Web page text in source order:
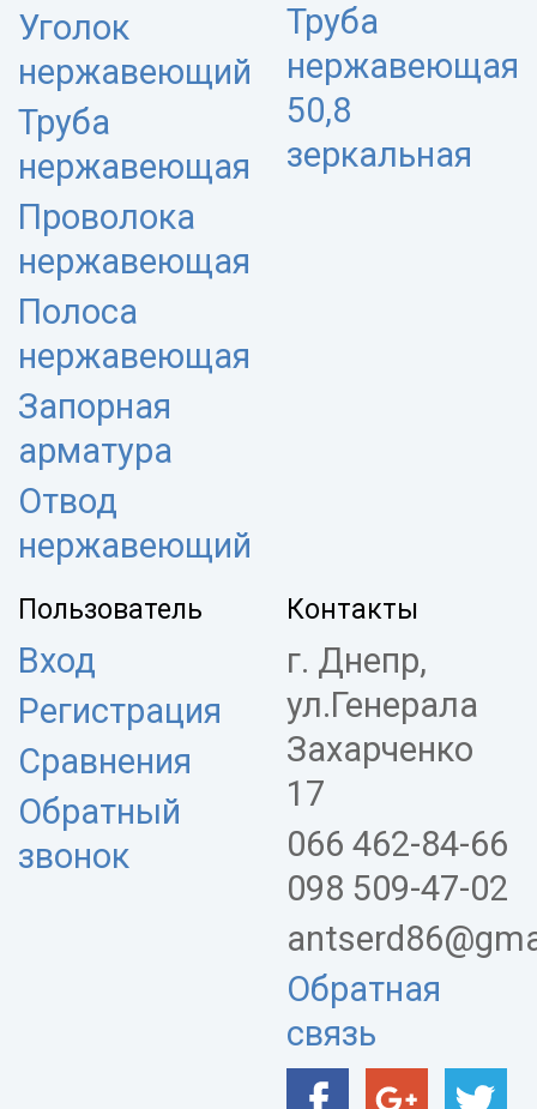
Уголок
нержавеющий
Труба
нержавеющая
Проволока
нержавеющая
Полоса
нержавеющая
Запорная
арматура
Отвод
нержавеющий
Труба
нержавеющая
50,8
зеркальная
Пользователь
Вход
Регистрация
Сравнения
Обратный
звонок
Контакты
г. Днепр,
ул.Генерала
Захарченко
17
066 462-84-66
098 509-47-02
Обратная
связь